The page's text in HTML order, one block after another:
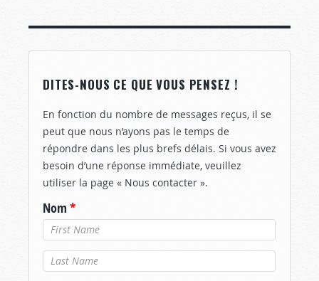
DITES-NOUS CE QUE VOUS PENSEZ !
En fonction du nombre de messages reçus, il se
peut que nous n’ayons pas le temps de
répondre dans les plus brefs délais. Si vous avez
besoin d’une réponse immédiate, veuillez
utiliser la page « Nous contacter ».
Nom *
Nom de
famille*